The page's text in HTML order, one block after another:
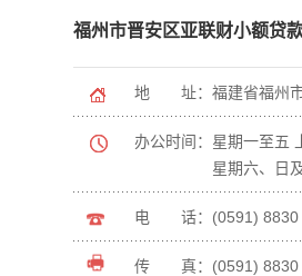
福州市晋安区亚联财小额贷
地 址：福建省福州
办公时间： 星期一至五
星期六、日
电 话： (0591)
传 真： (0591)